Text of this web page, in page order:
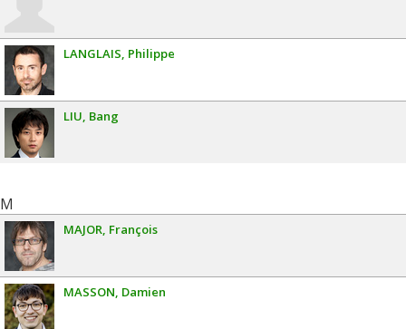
LANGLAIS Philippe
LIU Bang
M
MAJOR François
MASSON Damien